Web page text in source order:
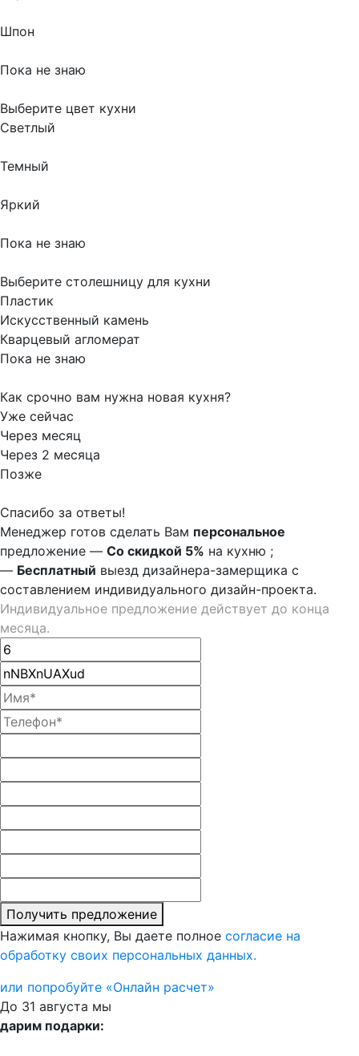
Шпон
Пока не знаю
Выберите цвет кухни
Светлый
Темный
Яркий
Пока не знаю
Выберите столешницу для кухни
Пластик
Искусственный камень
Кварцевый агломерат
Пока не знаю
Как срочно вам нужна новая кухня?
Уже сейчас
Через месяц
Через 2 месяца
Позже
Спасибо за ответы!
Менеджер готов сделать Вам персональное
предложение — Со скидкой 5% на кухню ;
— Бесплатный выезд дизайнера-замерщика с
составлением индивидуального дизайн-проекта.
Индивидуальное предложение действует до конца
месяца.
Получить предложение
Нажимая кнопку, Вы даете полное согласие на
обработку своих персональных данных.
или попробуйте «Онлайн расчет»
До 31 августа мы
дарим подарки: